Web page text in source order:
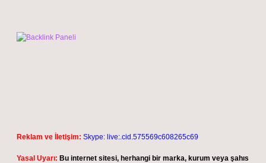
Reklam ve İletişim: Skype: live:.cid.575569c608265c69
Yasal Uyarı: Bu internet sitesi, herhangi bir marka, kurum veya şahıs